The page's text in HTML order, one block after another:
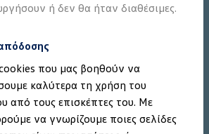
ή δεν θα ήταν διαθέσιμες.
που μας βοηθούν να
καλύτερα τη χρήση του
από τους επισκέπτες του. Με
να γνωρίζουμε ποιες σελίδες
μεταχειρισμένα αυτοκίνητα
νέα αυτοκίνητα
Leasing
Easy Living
Auto Credit
Classic Credit
After Sales